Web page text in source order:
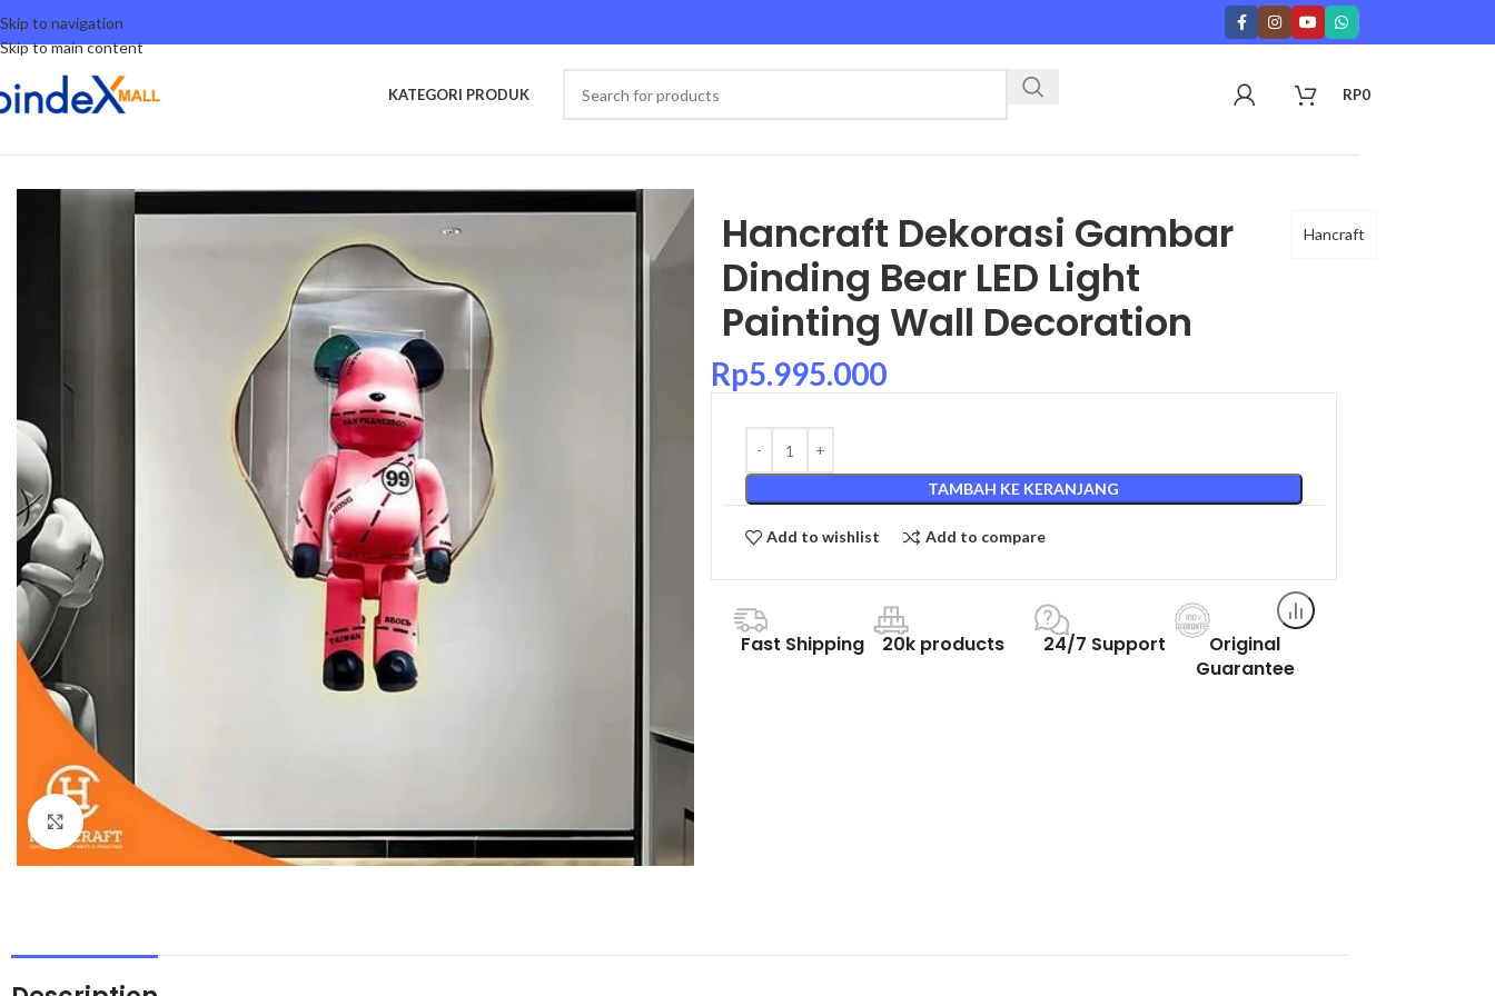
Skip to navigation
Skip to main content
KATEGORI PRODUK RP0
Click to enlarge
Hancraft Dekorasi Gambar
Dinding Bear LED Light
Painting Wall Decoration
Hancraft
Rp5.995.000
TAMBAH KE KERANJANG
Add to wishlist Add to compare
Fast Shipping 20k products 24/7 Support
Original
Guarantee